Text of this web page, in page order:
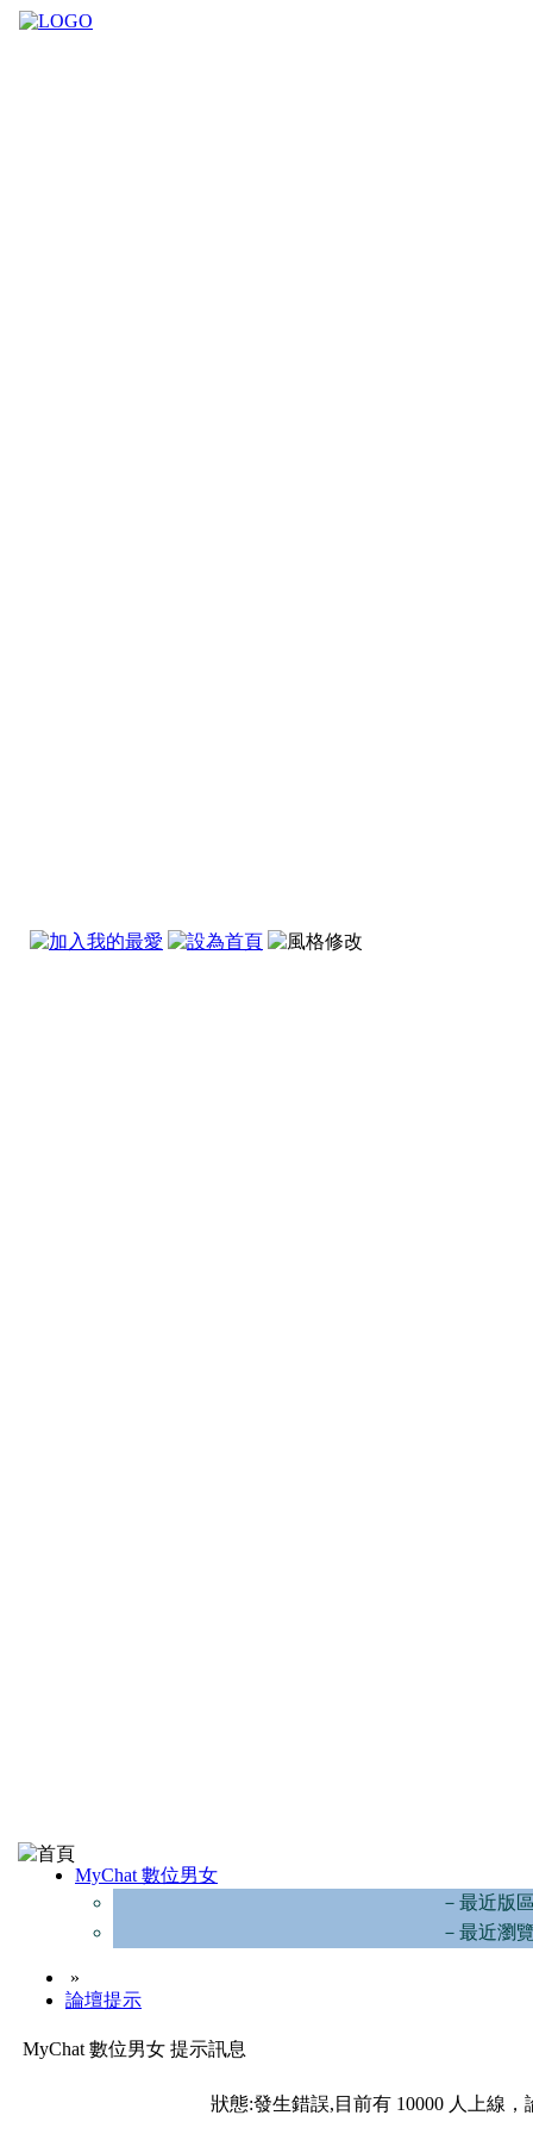
MyChat 數位男女
－最近版
－最近瀏
»
論壇提示
MyChat 數位男女 提示訊息
狀態:發生錯誤,目前有 10000 人上線